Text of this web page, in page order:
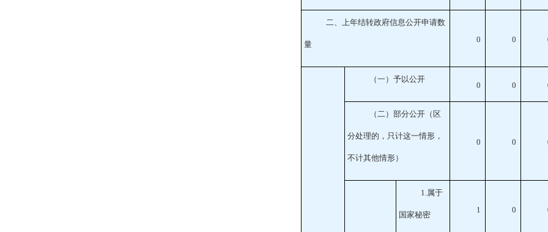
二、上年结转政府信息公开申请数
量
0 0
（一）予以公开
0 0
（二）部分公开 （区
分处理的，只计这一情形，
不计其他情形）
0 0
1 .属于
国家秘密
1 0